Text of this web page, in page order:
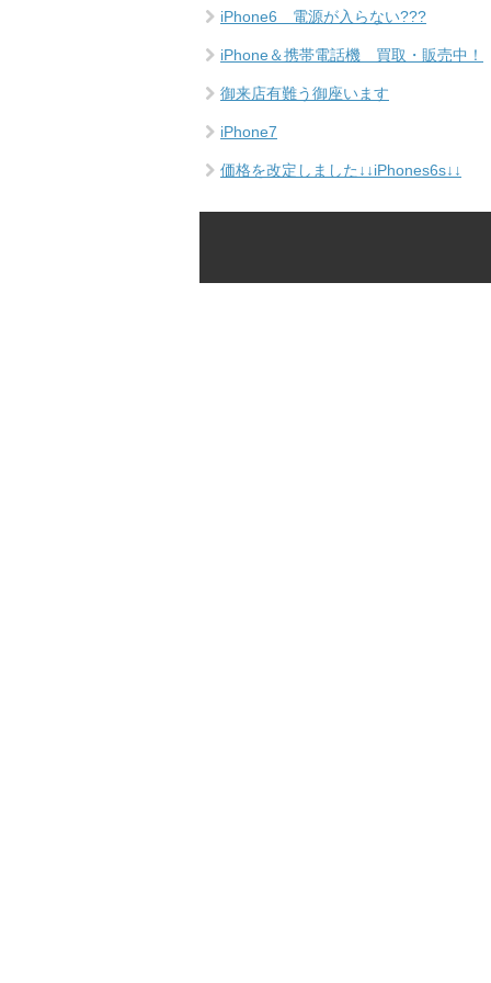
iPhone6 電源が入らない???
iPhone＆携帯電話機 買取・販売中！
御来店有難う御座います
iPhone7
価格を改定しました↓↓iPhones6s↓↓